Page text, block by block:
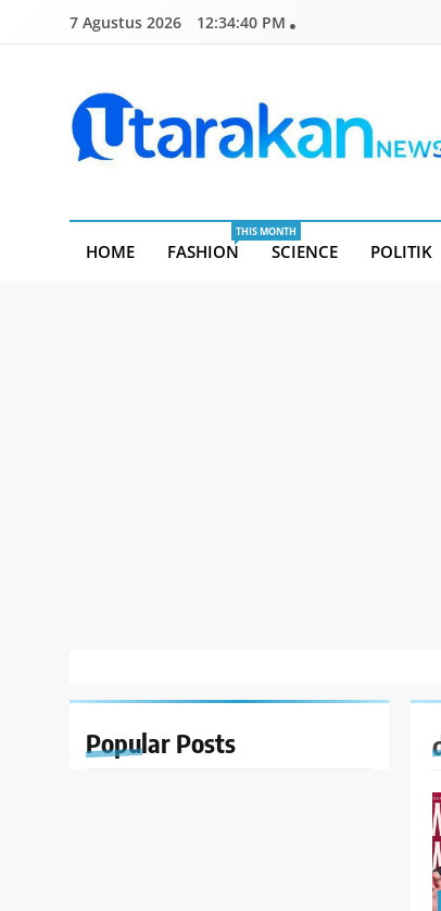
7 Agustus 2026 12:34:41 PM
HOME FASHION
THIS MONTH
SCIENCE POLITIK
Popular Posts